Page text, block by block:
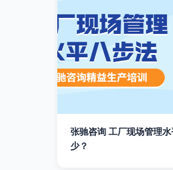
张驰咨询 工厂现场管理
少？